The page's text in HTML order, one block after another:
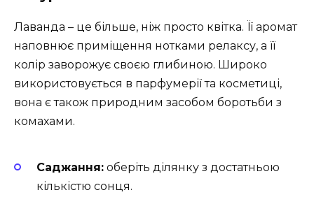
Лаванда – це більше, ніж просто квітка. Її аромат
наповнює приміщення нотками релаксу, а її
колір заворожує своєю глибиною. Широко
використовується в парфумерії та косметиці,
вона є також природним засобом боротьби з
комахами.
Саджання: оберіть ділянку з достатньою
кількістю сонця.